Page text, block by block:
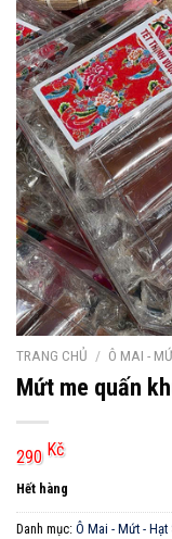
TRANG CHỦ / Ô MAI -
Mứt me quấn
290 Kč
Hết hàng
Danh mục: Ô Mai - Mứt - Hạt